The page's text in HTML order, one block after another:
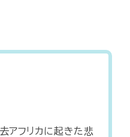
アフリカに起きた悲